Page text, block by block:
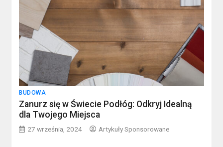
BUDOWA
Zanurz się w Świecie Podłóg: Odkryj Idealną
dla Twojego Miejsca
27 września, 2024 Artykuły Sponsorowane